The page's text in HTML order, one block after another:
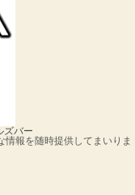
ズバー
報を随時提供してまいりま